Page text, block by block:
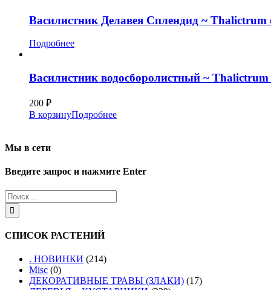
Василистник Делавея Сплендид ~ Thalictrum
Подробнее
Василистник водосборолистный ~
200 ₽
В корзинуПодробнее
Мы в сети
Введите запрос и нажмите Enter
СПИСОК РАСТЕНИЙ
. НОВИНКИ (214)
Misc (0)
ДЕКОРАТИВНЫЕ ТРАВЫ (ЗЛАКИ) (17)